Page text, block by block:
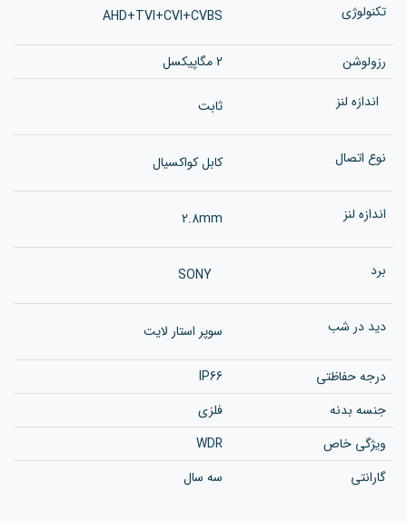
تکنولوژی AHD+TVI+CVI+CVBS
رزولوشن
2 مگاپیکسل
اندازه لنز
ثابت
نوع اتصال کابل کواکسیال
اندازه لنز 2.8mm
برد
دید در شب سوپر استار لایت
درجه حفاظتی
IP66
جنسه بدنه
فلزی
ویژگی خاص
WDR
گارانتی
سه سال